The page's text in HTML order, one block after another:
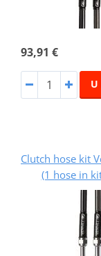
93,91 €
Clutch hose kit
(1 hose in